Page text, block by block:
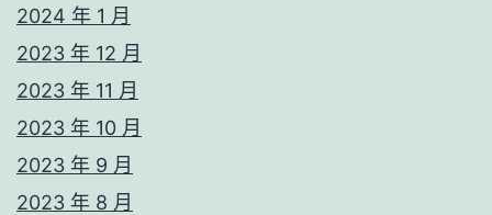
2024 年 1 月
2023 年 12 月
2023 年 11 月
2023 年 10 月
2023 年 9 月
2023 年 8 月